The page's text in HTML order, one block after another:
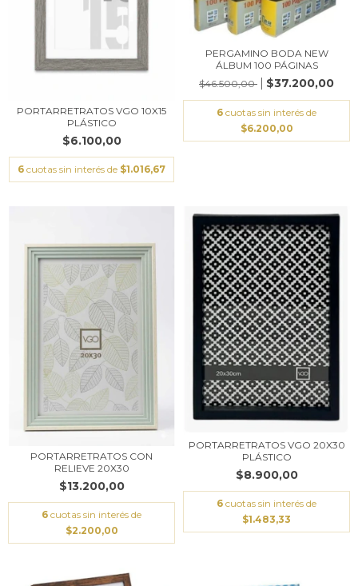
PORTARRETRATOS VGO 10X15
PLÁSTICO
$6.100,00
6 cuotas sin interés de $1.016,67
PERGAMINO BODA NEW
ÁLBUM 100 PÁGINAS
$46.500,00
$37.200,00
6 cuotas sin interés de
$6.200,00
PORTARRETRATOS CON
RELIEVE 20X30
$13.200,00
6 cuotas sin interés de
$2.200,00
PORTARRETRATOS VGO 20X30
PLÁSTICO
$8.900,00
6 cuotas sin interés de
$1.483,33